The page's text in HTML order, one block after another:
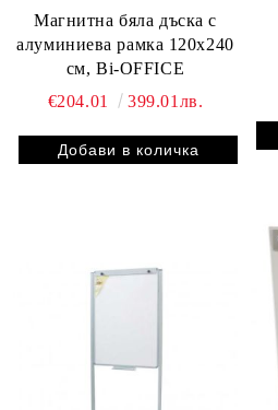
Магнитна бяла дъска с
алуминиева рамка 120х240
см, Bi-OFFICE
€204.01
399.01лв.